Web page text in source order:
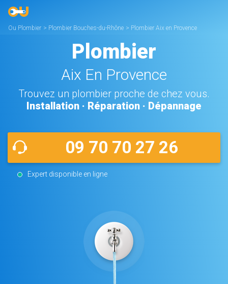
Ou Plombier > Plombier Bouches-du-Rhône > Plombier Aix en Provence
Plombier
Aix En Provence
Trouvez un plombier proche de chez vous.
Installation · Réparation · Dépannage
09 70 70 27 26
Expert disponible en ligne